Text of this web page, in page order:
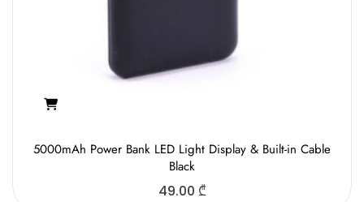
5000mAh Power Bank LED Light Display & Built-in Cable
Black
49.00 ₾